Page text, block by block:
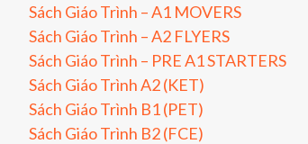
Sách Giáo Trình – A1 MOVERS
Sách Giáo Trình – A2 FLYERS
Sách Giáo Trình – PRE A1 STARTERS
Sách Giáo Trình A2 (KET)
Sách Giáo Trình B1 (PET)
Sách Giáo Trình B2 (FCE)